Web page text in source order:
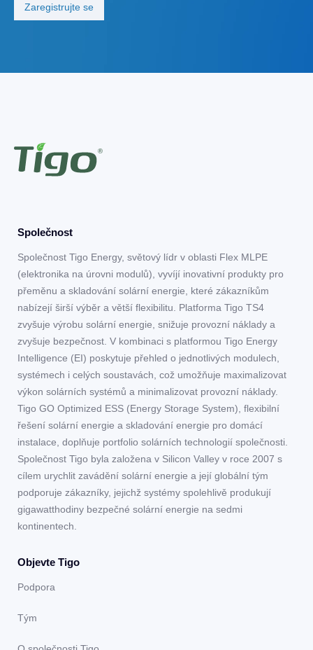
Společnost
Společnost Tigo Energy, světový lídr v oblasti Flex MLPE
(elektronika na úrovni modulů), vyvíjí inovativní produkty pro
přeměnu a skladování solární energie, které zákazníkům
nabízejí širší výběr a větší flexibilitu. Platforma Tigo TS4
zvyšuje výrobu solární energie, snižuje provozní náklady a
zvyšuje bezpečnost. V kombinaci s platformou Tigo Energy
Intelligence (EI) poskytuje přehled o jednotlivých modulech,
systémech i celých soustavách, což umožňuje maximalizovat
výkon solárních systémů a minimalizovat provozní náklady.
Tigo GO Optimized ESS (Energy Storage System), flexibilní
řešení solární energie a skladování energie pro domácí
instalace, doplňuje portfolio solárních technologií společnosti.
Společnost Tigo byla založena v Silicon Valley v roce 2007 s
cílem urychlit zavádění solární energie a její globální tým
podporuje zákazníky, jejichž systémy spolehlivě produkují
gigawatthodiny bezpečné solární energie na sedmi
kontinentech.
Objevte Tigo
Podpora
Tým